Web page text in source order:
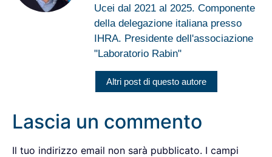
Ucei dal 2021 al 2025. Componente
della delegazione italiana presso
IHRA. Presidente dell'associazione
"Laboratorio Rabin"
Altri post di questo autore
Lascia un commento
Il tuo indirizzo email non sarà pubblicato. I campi